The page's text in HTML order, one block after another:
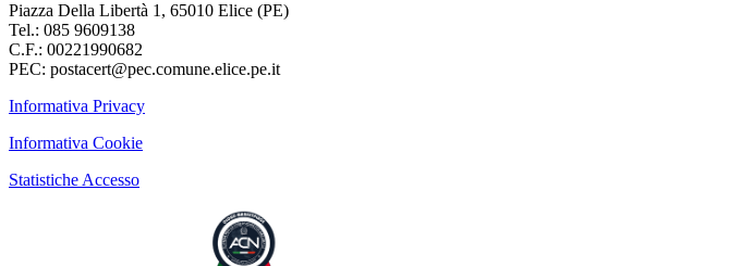
Piazza Della Libertà 1, 65010 Elice (PE)
Tel.: 085 9609138
C.F.: 00221990682
PEC: postacert@pec.comune.elice.pe.it
Informativa Privacy
Informativa Cookie
Statistiche Accesso